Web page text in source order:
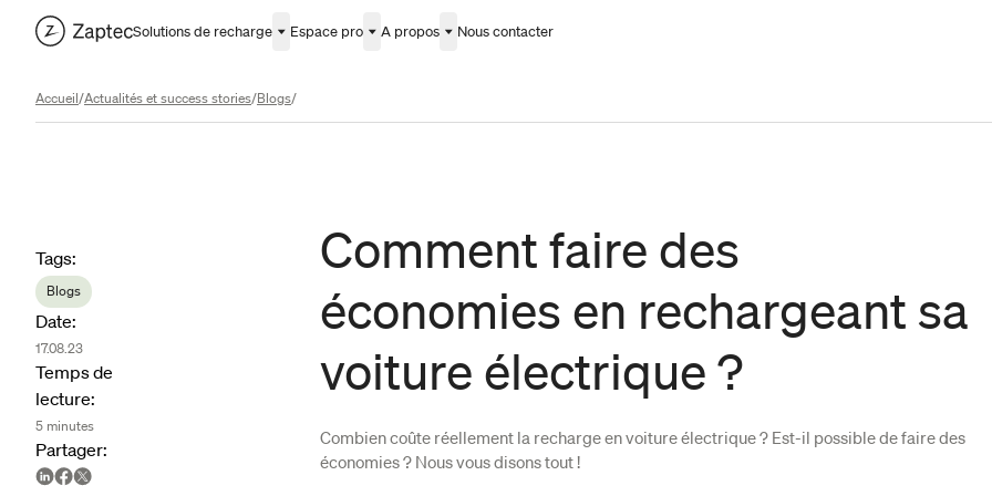
Solutions de recharge Espace pro A propos Nous contacter
Accueil/Actualités et success stories/Blogs/
Comment faire des
économies en rechargeant sa
voiture électrique ?
Combien coûte réellement la recharge en voiture électrique ? Est-il possible de faire des
économies ? Nous vous disons tout !
Article metadata
Tags:
Blogs
Date:
17.08.23
Temps de
lecture:
5 minutes
Partager: